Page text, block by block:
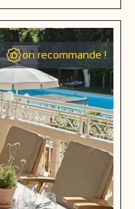
on recommande !